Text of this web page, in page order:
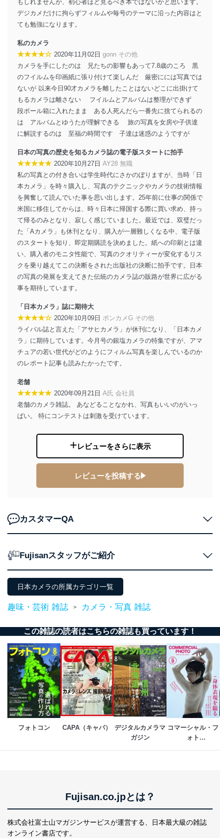
もしれませんが、初心者ほど見るべき本ではないかと思います。
デジカメだけに拘らずフィルムや毎号のテーマに沿った内容はと
ても勉強になります。
私のカメラ
★★★★☆ 2020年11月02日 gonn その他
カメラを手にしたのは 兄たちの影響もあって7.8歳のころ 黒
のフイルムを印画紙に張り付けて楽しんだ 厳密にには写真では
ないが 以来今日90才カメラを離したことはないどこに出掛けて
もるカメラは離さない フイルムとアルバムは整理ができず
段ボール箱に入れたまま ある人死んだら一番先に捨てられるの
は アルバムとゆうたが理解できる 旅の写真を女房や子供達
に解説するのは 至福の時間です 子達は迷惑のようですが
日本の写真の歴史を知るカメラ誌の電子版スタートに拍手
★★★★★ 2020年10月27日 AY28 無職
私の写真との付き合いは学生時代にさかのぼりますが、当時「日
本カメラ」を時々購入し、写真のテクニックやカメラの技術情報
を興奮して読んでいた事を思い出します。25年前に仕事の関係で
米国に移住してからは、時々日本に帰国する際に買い求め、持っ
て帰るのみとなり、寂しく感じていました。最近では、双璧だっ
た「Aカメラ」も休刊となり、購入が一層難しくなる中、電子版
のスタートを知り、即定期購読を決めました。紙への印刷とは違
い、購入者のモニタ性能で、写真のクオリティーが変化するリス
クを乗り越えてこの決断をされた出版社の決断に拍手です。日本
の写真の発展を支えてきた伝統のカメラ誌の販路が世界に広がる
事を期待しています。
「日本カメラ」誌に期待大
★★★★☆ 2020年10月09日 ポンカメG その他
ライバル誌と言えた「アサヒカメラ」が休刊になり、「日本カメ
ラ」に期待しています。今月号の銀塩カメラの特集ですが、アマ
チュアの若い世代がどのようにフィルム写真を楽しんでいるのか
のレポート記事も読みたかったです。
老舗
★★★★★ 2020年09月21日 A氏 会社員
老舗のカメラ雑誌。 あなどることなかれ、写真もいいのがいっ
ぱい。 特にコンテストは刺激を受けています。
レビューをさらに表示
レビューを投稿する
カスタマーQA
Fujisanスタッフがご紹介
日本カメラの所属カテゴリ一覧
趣味・芸術 雑誌 > カメラ・写真 雑誌
この雑誌の読者はこちらの雑誌も買っています！
フォトコン CAPA（キャパ）
デジタルカメラマ
ガジン
コマーシャル・フ
ォト
Fujisan.co.jpとは？
株式会社富士山マガジンサービスが運営する、
日本最大級の雑誌
オンライン書店です。